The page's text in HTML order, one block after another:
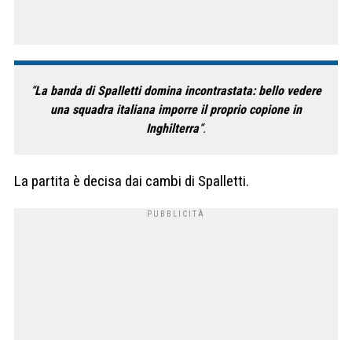
“La banda di Spalletti domina incontrastata: bello vedere
una squadra italiana imporre il proprio copione in
Inghilterra“.
La partita è decisa dai cambi di Spalletti.